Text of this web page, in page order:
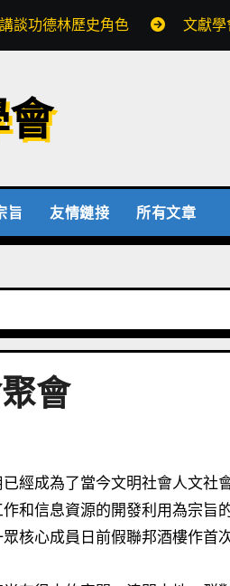
談功德林歷史角色 文獻學
旨 友情鏈接 所有文章
會
和信息資源的開發利用為宗旨
核心成員日前假聯邦酒樓作首